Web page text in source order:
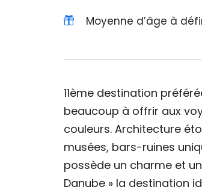
Moyenne d’âge à
11ème destination
beaucoup à offrir aux
couleurs. Architecture
musées, bars-ruines
possède un charme et
Danube » la destination